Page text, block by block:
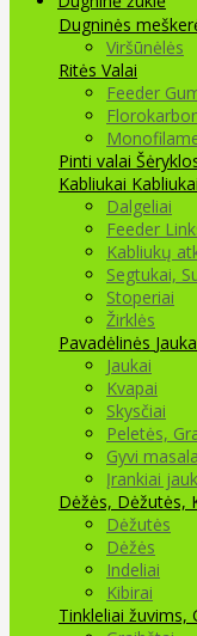
Dugninės
Viršūnėlės
Ritės Valai
Feeder
Pinti valai
Kabliukai
Dalgeliai
Feeder
Kabliukų
Segtukai,
Stoperiai
Žirklės
Pavadėlinės
Jaukai
Kvapai
Skysčiai
Peletės,
Gyvi
Įrankiai
Dėžės, Dėžutės,
Dėžutės
Dėžės
Indeliai
Kibirai
Tinkleliai žuvims,